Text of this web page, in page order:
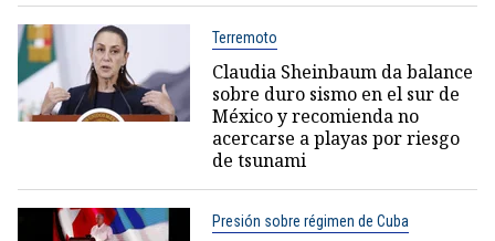
Terremoto
Claudia Sheinbaum da balance
sobre duro sismo en el sur de
México y recomienda no
acercarse a playas por riesgo
de tsunami
Presión sobre régimen de Cuba